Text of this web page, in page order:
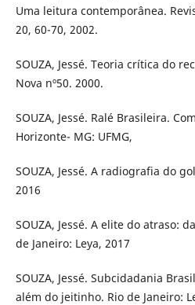
Uma leitura contemporânea.
20, 60-70, 2002.
SOUZA, Jessé. Teoria crítica do
Nova nº50. 2000.
SOUZA, Jessé. Ralé Brasileira.
Horizonte- MG: UFMG,
SOUZA, Jessé. A radiografia do
2016
SOUZA, Jessé. A elite do atraso:
de Janeiro: Leya, 2017
SOUZA, Jessé. Subcidadania
além do jeitinho. Rio de Janeiro: